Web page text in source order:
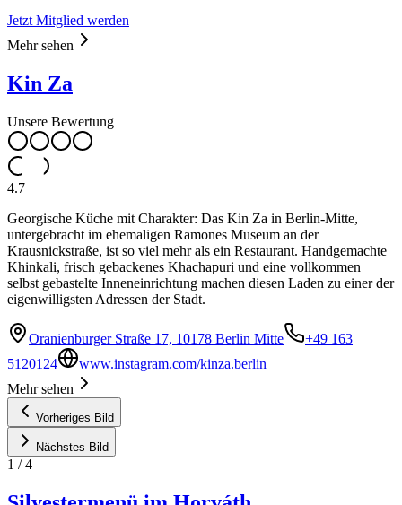
Jetzt Mitglied werden
Mehr sehen
Kin Za
Unsere Bewertung
4.7
Georgische Küche mit Charakter: Das Kin Za in Berlin-Mitte,
untergebracht im ehemaligen Ramones Museum an der
Krausnickstraße, ist so viel mehr als ein Restaurant. Handgemachte
Khinkali, frisch gebackenes Khachapuri und eine vollkommen
selbst gebastelte Inneneinrichtung machen diesen Laden zu einer der
eigenwilligsten Adressen der Stadt.
Oranienburger Straße 17, 10178 Berlin Mitte
+49 163
5120124
www.instagram.com/kinza.berlin
Mehr sehen
Vorheriges Bild
Nächstes Bild
1 /4